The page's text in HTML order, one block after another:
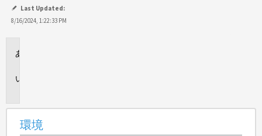
Last Updated:
8/16/2024, 1:22:33 PM
環境